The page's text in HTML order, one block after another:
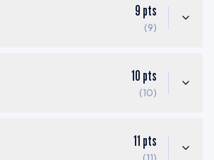
9 pts
(9)
10 pts
(10)
11 pts